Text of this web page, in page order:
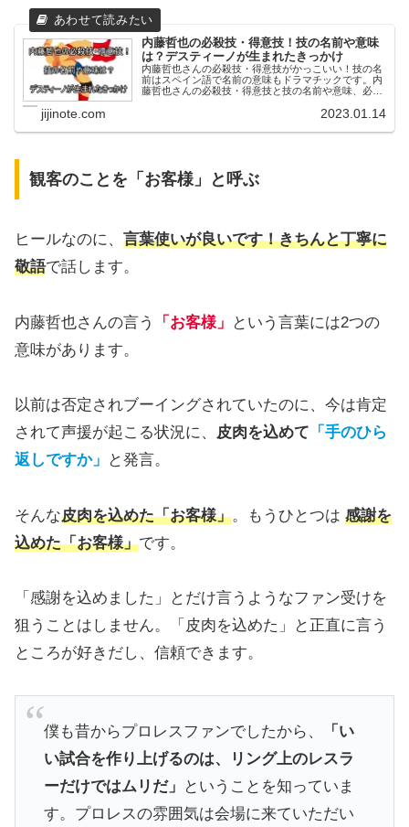
内藤哲也の必殺技・得意技！技の名前や意味
は？デスティーノが生まれたきっかけ
内藤哲也さんの必殺技・得意技がかっこいい！技の名
前はスペイン語で名前の意味もドラマチックです。内
藤哲也さんの必殺技・得意技と技の名前や意味、必殺
jijinote.com 2023.01.14
観客のことを「お客様」と呼ぶ
ヒールなのに、 言葉使いが良いです！きちんと丁寧に
敬語で話します。
内藤哲也さんの言う 「お客様」
という言葉には2つの
意味があります。
以前は否定されブーイングされていたのに、今は肯定
されて声援が起こる状況に、 皮肉を込めて 「手のひら
返しですか」
と発言。
そんな皮肉を込めた「お客様」。もうひとつは 感謝を
込めた「お客様」です。
「感謝を込めました」とだけ言うようなファン受けを
狙うことはしません。「皮肉を込めた」と正直に言う
ところが好きだし、信頼できます。
僕も昔からプロレスファンでしたから、
「い
い試合を作り上げるのは、リング上のレスラ
ーだけではムリだ」
ということを知っていま
す。プロレスの雰囲気は会場に来ていただい